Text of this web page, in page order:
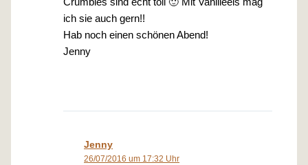
ich sie auch gern!!
Hab noch einen schönen Abend!
Jenny
Jenny
26/07/2016 um 17:32 Uhr